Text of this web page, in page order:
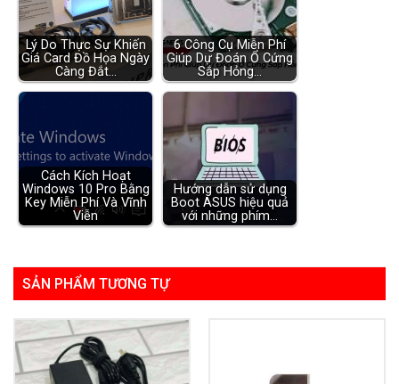
Lý Do Thực Sự Khiến
Giá Card Đồ Họa Ngày
Càng Đắt…
6 Công Cụ Miễn Phí
Giúp Dự Đoán Ổ Cứng
Sắp Hỏng…
Cách Kích Hoạt
Windows 10 Pro Bằng
Key Miễn Phí Và Vĩnh
Viễn
Hướng dẫn sử dụng
Boot ASUS hiệu quả
với những phím…
SẢN PHẨM TƯƠNG TỰ